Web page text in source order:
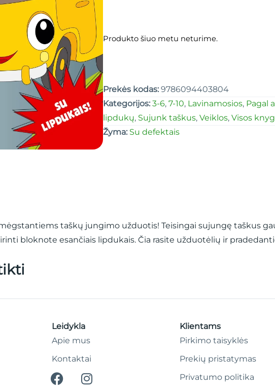
Produkto šiuo metu neturime.
Prekės kodas: 9786094403804
Kategorijos: 3-6, 7-10, Lavinamosios, Pagal
lipdukų, Sujunk taškus, Veiklos, Visos
Žyma: Su defektais
taškų jungimo užduotis! Teisingai sujungę taškus
bloknote esančiais lipdukais. Čia rasite užduotėlių ir
Leidykla
Apie mus
Kontaktai
Klientams
Pirkimo taisyklės
Prekių pristatymas
Privatumo politika